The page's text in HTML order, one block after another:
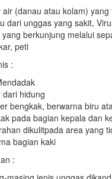
(danau atau kolam) yang
dari unggas yang sakit,
berkunjung melalui
peti
:
dari hidung
bengkak, berwarna biru
pada bagian kepala dan
dikulitpada area yang
bagian kaki
: